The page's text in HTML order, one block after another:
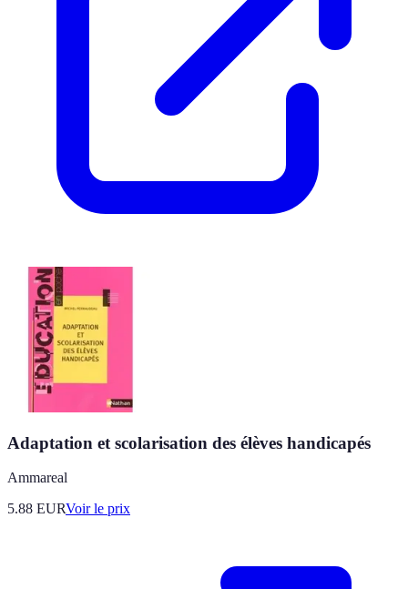
Adaptation et scolarisation des élèves handicapés
Ammareal
5.88 EURVoir le prix